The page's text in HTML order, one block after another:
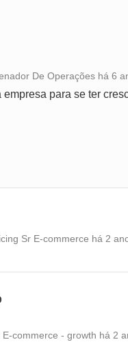
Conciliação com
De Operações há 6
para se ter
Sr E-commerce há 2
commerce - growth há 2